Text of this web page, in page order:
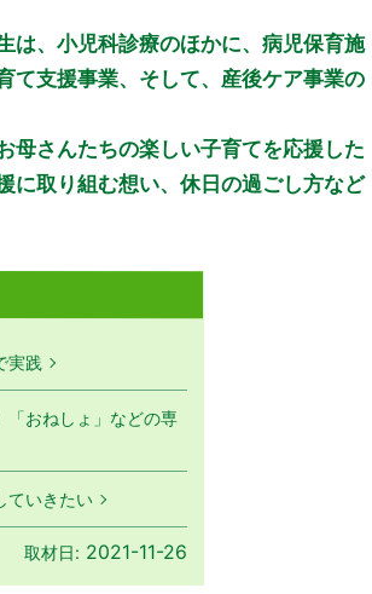
は、小児科診療のほかに、病児保育施
て支援事業、そして、産後ケア事業の
母さんたちの楽しい子育てを応援した
に取り組む想い、休日の過ごし方など
実践
「おねしょ」などの専
ていきたい
取材日: 2021-11-26